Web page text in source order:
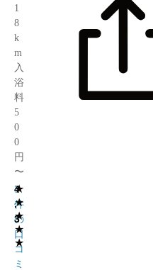
1
8
k
m
入
浴
料
5
0
0
円
〜
★
★
★
★
★
4
.
3
7
件
の
口
コ
ミ